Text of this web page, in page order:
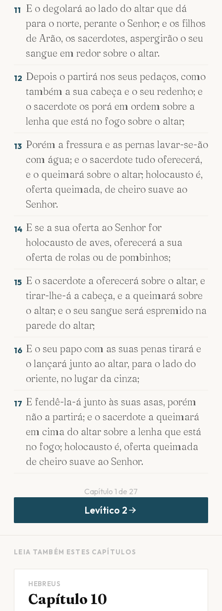
11 E o degolará ao lado do altar que dá
para o norte, perante o Senhor; e os filhos
de Arão, os sacerdotes, aspergirão o seu
sangue em redor sobre o altar.
12 Depois o partirá nos seus pedaços, como
também a sua cabeça e o seu redenho; e
o sacerdote os porá em ordem sobre a
lenha que está no fogo sobre o altar;
13 Porém a fressura e as pernas lavar-se-ão
com água; e o sacerdote tudo oferecerá,
e o queimará sobre o altar; holocausto é,
oferta queimada, de cheiro suave ao
Senhor.
14 E se a sua oferta ao Senhor for
holocausto de aves, oferecerá a sua
oferta de rolas ou de pombinhos;
15 E o sacerdote a oferecerá sobre o altar, e
tirar-lhe-á a cabeça, e a queimará sobre
o altar; e o seu sangue será espremido na
parede do altar;
16 E o seu papo com as suas penas tirará e
o lançará junto ao altar, para o lado do
oriente, no lugar da cinza;
17 E fendê-la-á junto às suas asas, porém
não a partirá; e o sacerdote a queimará
em cima do altar sobre a lenha que está
no fogo; holocausto é, oferta queimada
de cheiro suave ao Senhor.
Capítulo 1 de 27
Levítico 2
LEIA TAMBÉM ESTES CAPÍTULOS
HEBREUS
Capítulo 10